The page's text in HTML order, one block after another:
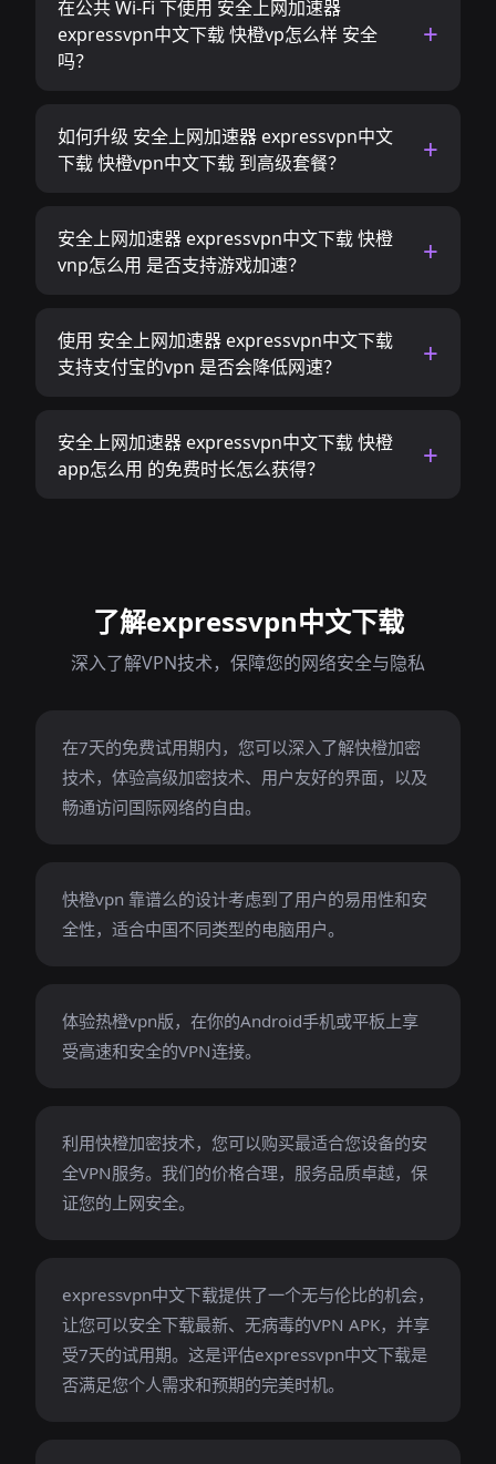
在公共 Wi-Fi 下使用 安全上网加速器
expressvpn中文下载 快橙vp怎么样 安全
吗？
如何升级 安全上网加速器 expressvpn中文
下载 快橙vpn中文下载 到高级套餐？
安全上网加速器 expressvpn中文下载 快橙
vnp怎么用 是否支持游戏加速？
使用 安全上网加速器 expressvpn中文下载
支持支付宝的vpn 是否会降低网速？
安全上网加速器 expressvpn中文下载 快橙
app怎么用 的免费时长怎么获得？
了解expressvpn中文下载
深入了解VPN技术，保障您的网络安全与隐私
在7天的免费试用期内，您可以深入了解快橙加密
技术，体验高级加密技术、用户友好的界面，以及
畅通访问国际网络的自由。
快橙vpn 靠谱么的设计考虑到了用户的易用性和安
全性，适合中国不同类型的电脑用户。
体验热橙vpn版，在你的Android手机或平板上享
受高速和安全的VPN连接。
利用快橙加密技术，您可以购买最适合您设备的安
全VPN服务。我们的价格合理，服务品质卓越，保
证您的上网安全。
expressvpn中文下载提供了一个无与伦比的机会，
让您可以安全下载最新、无病毒的VPN APK，并享
受7天的试用期。这是评估expressvpn中文下载是
否满足您个人需求和预期的完美时机。